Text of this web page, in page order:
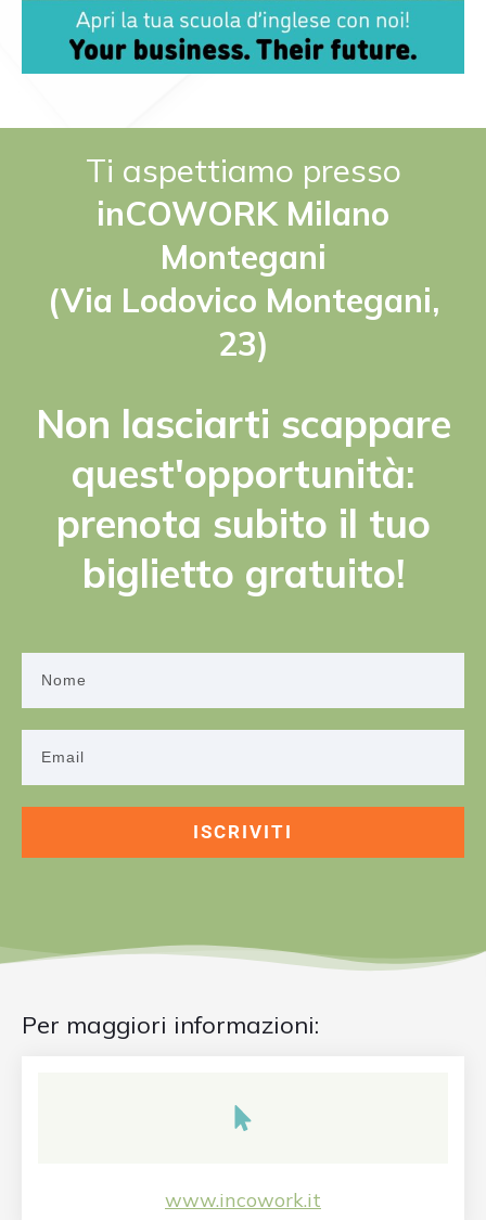
Ti aspettiamo presso
inCOWORK Milano
Montegani
(Via Lodovico Montegani,
23)
Non lasciarti scappare
quest'opportunità:
prenota subito il tuo
biglietto gratuito!
ISCRIVITI
Per maggiori informazioni:
www.incowork.it